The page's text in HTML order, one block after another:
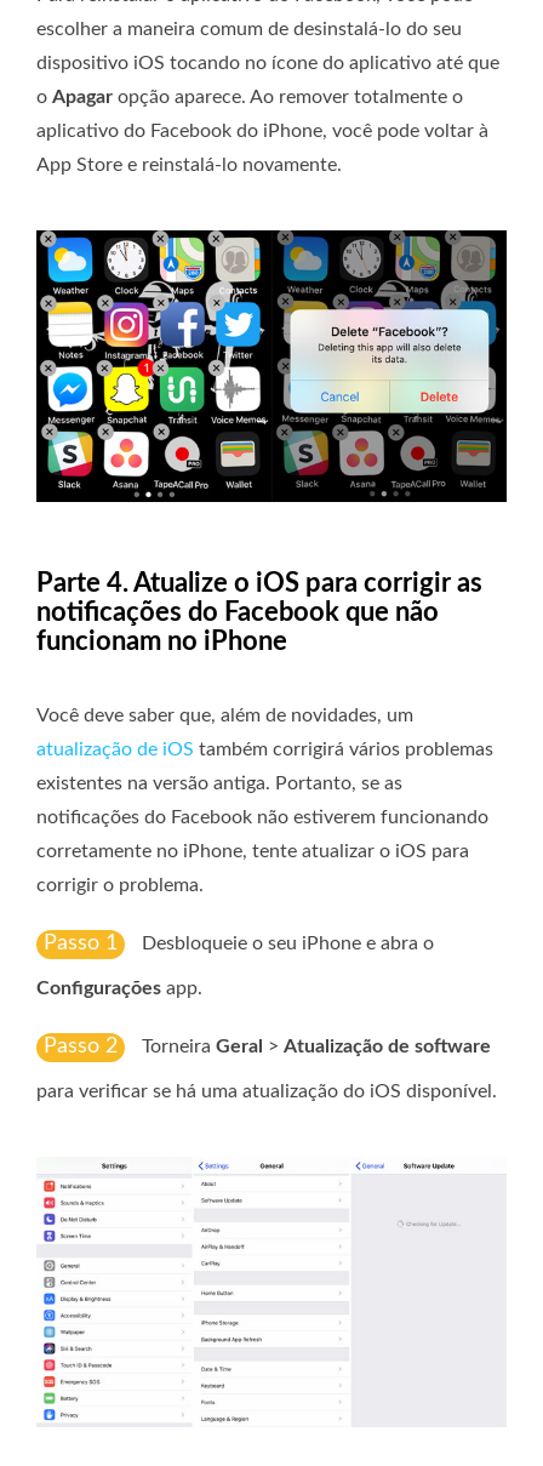
escolher a maneira comum de desinstalá-lo do seu
dispositivo iOS tocando no ícone do aplicativo até que
o Apagar opção aparece. Ao remover totalmente o
aplicativo do Facebook do iPhone, você pode voltar à
App Store e reinstalá-lo novamente.
Parte 4. Atualize o iOS para corrigir as
notificações do Facebook que não
funcionam no iPhone
Você deve saber que, além de novidades, um
atualização de iOS também corrigirá vários problemas
existentes na versão antiga. Portanto, se as
notificações do Facebook não estiverem funcionando
corretamente no iPhone, tente atualizar o iOS para
corrigir o problema.
Passo 1 Desbloqueie o seu iPhone e abra o
Configurações app.
Passo 2 Torneira Geral > Atualização de software
para verificar se há uma atualização do iOS disponível.